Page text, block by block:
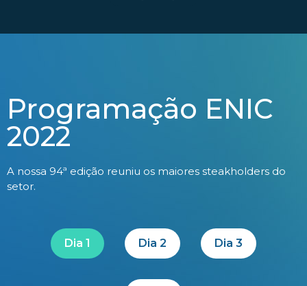
Programação ENIC
2022
A nossa 94ª edição reuniu os maiores steakholders do
setor.
Dia 1 Dia 2 Dia 3